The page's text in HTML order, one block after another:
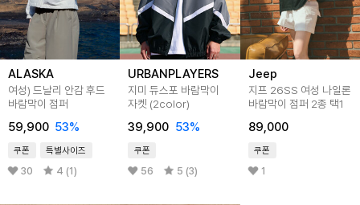
ALASKA
여성) 드날리 안감 후드
바람막이 점퍼
59,900 53%
쿠폰 특별사이즈
30 4 (1)
URBANPLAYERS
지미 듀스포 바람막이
자켓 (2color)
39,900 53%
쿠폰
56 5 (3)
Jeep
지프 26SS 여성 나일론
바람막이 점퍼 2종 택1
89,000
쿠폰
1